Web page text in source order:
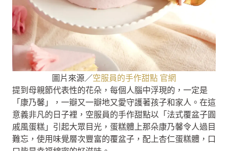
圖片來源／空服員的手作甜點 官網
提到母親節代表性的花朵，每個人腦中浮現的，一定是
「康乃馨」，一瓣又一瓣地又愛守護著孩子和家人。在這
意義非凡的日子裡，空服員的手作甜點以「法式覆盆子圓
戚風蛋糕」引起大眾目光，蛋糕體上那朵康乃馨令人過目
難忘，使用味覺層次豐富的覆盆子，配上杏仁蛋糕體，口